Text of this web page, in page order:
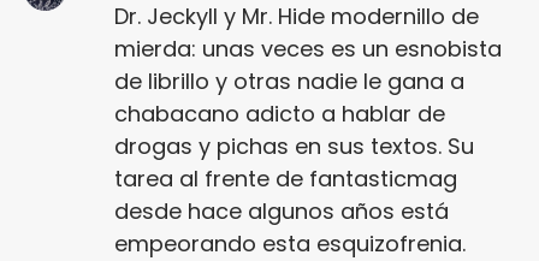
Dr. Jeckyll y Mr. Hide modernillo de
mierda: unas veces es un esnobista
de librillo y otras nadie le gana a
chabacano adicto a hablar de
drogas y pichas en sus textos. Su
tarea al frente de fantasticmag
desde hace algunos años está
empeorando esta esquizofrenia.